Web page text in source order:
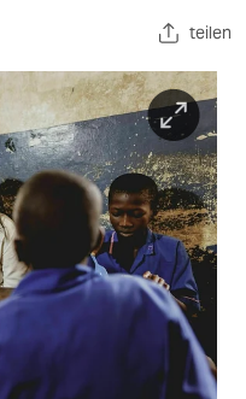
teilen